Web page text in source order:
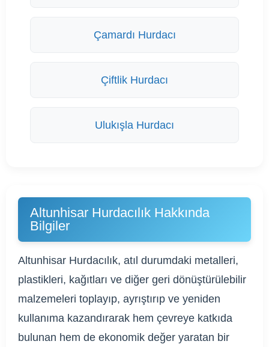
Çamardı Hurdacı
Çiftlik Hurdacı
Ulukışla Hurdacı
Altunhisar Hurdacılık Hakkında
Bilgiler
Altunhisar Hurdacılık, atıl durumdaki metalleri,
plastikleri, kağıtları ve diğer geri dönüştürülebilir
malzemeleri toplayıp, ayrıştırıp ve yeniden
kullanıma kazandırarak hem çevreye katkıda
bulunan hem de ekonomik değer yaratan bir